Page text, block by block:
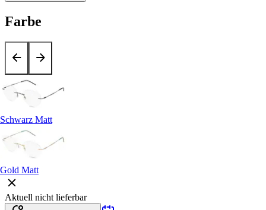
Farbe
Schwarz Matt
Gold Matt
Aktuell nicht lieferbar